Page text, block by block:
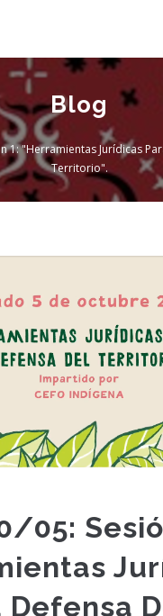
Blog
1: "Herramientas Jurídicas
Territorio".
05:
Defensa